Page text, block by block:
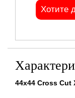
Хотите
44x44 Cross Cut